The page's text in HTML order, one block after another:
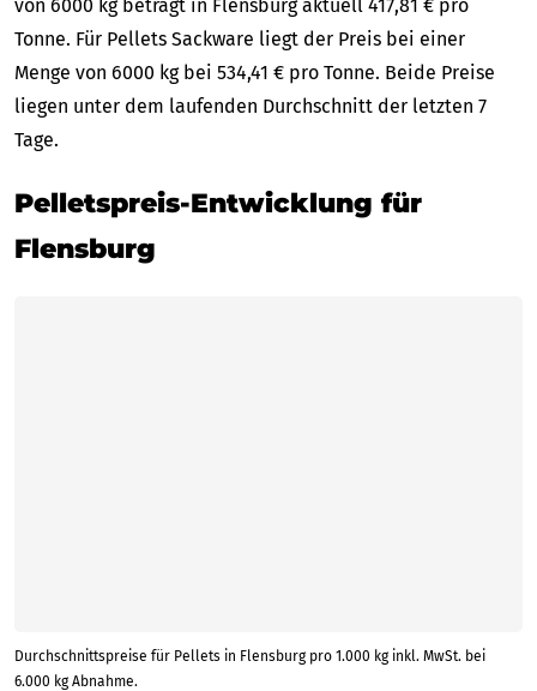
von 6000 kg beträgt in Flensburg aktuell 417,81 € pro
Tonne. Für Pellets Sackware liegt der Preis bei einer
Menge von 6000 kg bei 534,41 € pro Tonne. Beide Preise
liegen unter dem laufenden Durchschnitt der letzten 7
Tage.
Pelletspreis-Entwicklung für
Flensburg
Durchschnittspreise für Pellets in Flensburg pro 1.000 kg inkl. MwSt. bei
6.000 kg Abnahme.